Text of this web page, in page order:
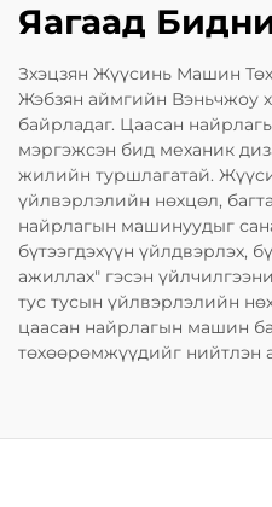
Яагаад
Зхэцзян Жүүсинь Машин
Жэбзян аймгийн Вэньчжоу
байрладаг. Цаасан
мэргэжсэн бид механик
жилийн туршлагатай.
үйлвэрлэлийн нөхцөл,
найрлагын машинуудыг
бүтээгдэхүүн үйлдвэрлэх,
ажиллах" гэсэн
тус тусын үйлвэрлэлийн
цаасан найрлагын машин
төхөөрөмжүүдийг нийтлэн